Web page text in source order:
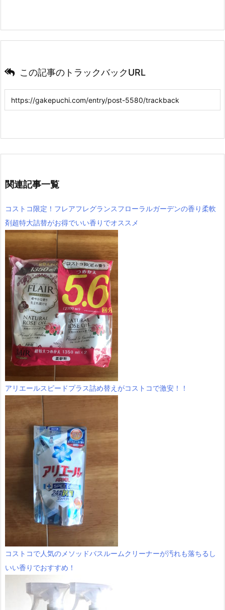
この記事のトラックバックURL
関連記事一覧
コストコ限定！フレアフレグランスフローラルガーデンの香り柔軟
剤超特大詰替がお得でいい香りでオススメ
アリエールスピードプラス詰め替えがコストコで激安！！
コストコで人気のメソッドバスルームクリーナーが汚れも落ちるし
いい香りでおすすめ！